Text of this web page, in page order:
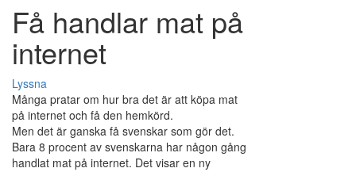
Få handlar mat på
internet
Lyssna
Många pratar om hur bra det är att köpa mat
på internet och få den hemkörd.
Men det är ganska få svenskar som gör det.
Bara 8 procent av svenskarna har någon gång
handlat mat på internet. Det visar en ny